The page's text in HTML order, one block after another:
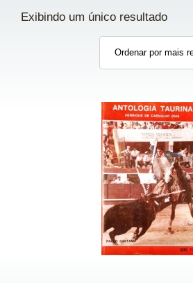
Exibindo um único resultado